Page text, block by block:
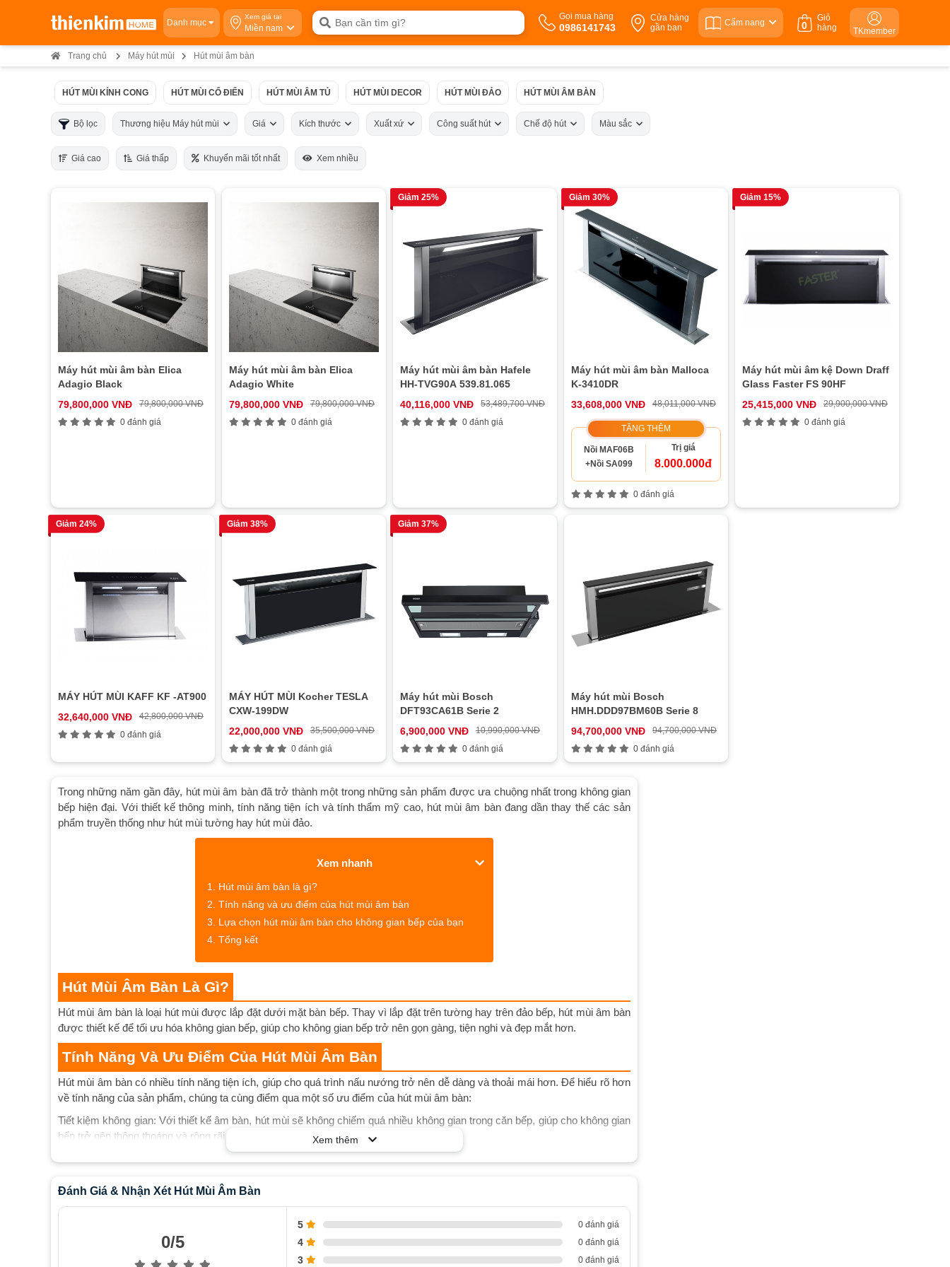
Danh mục
Xem giá tại
Miền nam
Gọi mua hàng
0986141743
Cửa hàng
gần bạn
Cẩm nang
Giỏ
hàng
0 TKmember
Trang chủ Máy hút mùi Hút mùi âm bàn
HÚT MÙI KÍNH CONG HÚT MÙI CỔ ĐIỂN HÚT MÙI ÂM TỦ HÚT MÙI DECOR HÚT MÙI ĐẢO HÚT MÙI ÂM BÀN
Bộ lọc Thương hiệu Máy hút mùi Giá Kích thước Xuất xứ Công suất hút Chế độ hút Màu sắc
Giá cao Giá thấp Khuyến mãi tốt nhất Xem nhiều
Máy hút mùi âm bàn Elica
Adagio Black
79,800,000 VNĐ
79,800,000 VNĐ
0 đánh giá
Máy hút mùi âm bàn Elica
Adagio White
79,800,000 VNĐ
79,800,000 VNĐ
0 đánh giá
Giảm 25%
Máy hút mùi âm bàn Hafele
HH-TVG90A 539.81.065
40,116,000 VNĐ
53,489,700 VNĐ
0 đánh giá
Giảm 30%
Máy hút mùi âm bàn Malloca
K-3410DR
33,608,000 VNĐ
48,011,000 VNĐ
TẶNG THÊM
Nồi MAF06B
+Nồi SA099
Trị giá
8.000.000đ
0 đánh giá
Giảm 15%
Máy hút mùi âm kệ Down Draff
Glass Faster FS 90HF
25,415,000 VNĐ
29,900,000 VNĐ
0 đánh giá
Giảm 24%
MÁY HÚT MÙI KAFF KF -AT900
32,640,000 VNĐ
42,800,000 VNĐ
0 đánh giá
Giảm 38%
MÁY HÚT MÙI Kocher TESLA
CXW-199DW
22,000,000 VNĐ
35,500,000 VNĐ
0 đánh giá
Giảm 37%
Máy hút mùi Bosch
DFT93CA61B Serie 2
6,900,000 VNĐ
10,990,000 VNĐ
0 đánh giá
Máy hút mùi Bosch
HMH.DDD97BM60B Serie 8
94,700,000 VNĐ
94,700,000 VNĐ
0 đánh giá
Trong những năm gần đây, hút mùi âm bàn đã trở thành một trong những sản phẩm được ưa chuộng nhất trong không gian
bếp hiện đại. Với thiết kế thông minh, tính năng tiện ích và tính thẩm mỹ cao, hút mùi âm bàn đang dần thay thế các sản
phẩm truyền thống như hút mùi tường hay hút mùi đảo.
Xem nhanh
Hút mùi âm bàn là gì?
Tính năng và ưu điểm của hút mùi âm bàn
Lựa chọn hút mùi âm bàn cho không gian bếp của bạn
Tổng kết
Hút Mùi Âm Bàn Là Gì?
Hút mùi âm bàn là loại hút mùi được lắp đặt dưới mặt bàn bếp. Thay vì lắp đặt trên tường hay trên đảo bếp, hút mùi âm bàn
được thiết kế để tối ưu hóa không gian bếp, giúp cho không gian bếp trở nên gọn gàng, tiện nghi và đẹp mắt hơn.
Tính Năng Và Ưu Điểm Của Hút Mùi Âm Bàn
Hút mùi âm bàn có nhiều tính năng tiện ích, giúp cho quá trình nấu nướng trở nên dễ dàng và thoải mái hơn. Để hiểu rõ hơn
về tính năng của sản phẩm, chúng ta cùng điểm qua một số ưu điểm của hút mùi âm bàn:
Tiết kiệm không gian: Với thiết kế âm bàn, hút mùi sẽ không chiếm quá nhiều không gian trong căn bếp, giúp cho không gian
bếp trở nên thông thoáng và rộng rãi hơn.
Tính thẩm mỹ cao: Hút mùi âm bàn được thiết kế với nhiều kiểu dáng và màu sắc khác nhau, giúp cho sản phẩm trở nên
thẩm mỹ và sang trọng hơn.
Hiệu quả hút mùi tốt: Với công nghệ hút mùi hiện đại, hút mùi âm bàn có khả năng hút mùi và làm sạch không khí trong căn
Xem thêm
Đánh Giá & Nhận Xét Hút Mùi Âm Bàn
0/5
5 0 đánh giá
4 0 đánh giá
3 0 đánh giá